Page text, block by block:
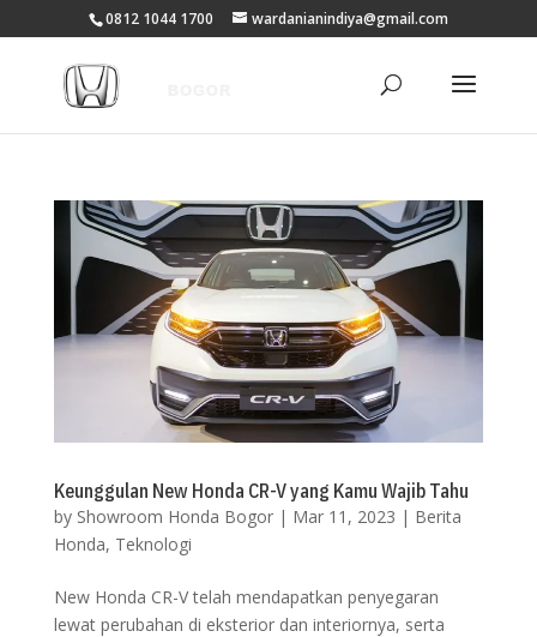
0812 1044 1700 wardanianindiya@gmail.com
Keunggulan New Honda CR-V yang Kamu Wajib Tahu
by Showroom Honda Bogor| Mar 11, 2023 | Berita
Honda, Teknologi
New Honda CR-V telah mendapatkan penyegaran
lewat perubahan di eksterior dan interiornya, serta